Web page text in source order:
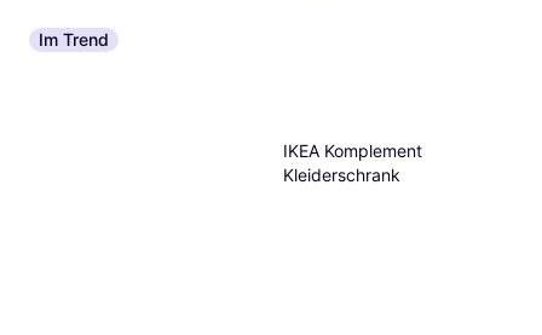
Im Trend
IKEA Komplement
Kleiderschrank